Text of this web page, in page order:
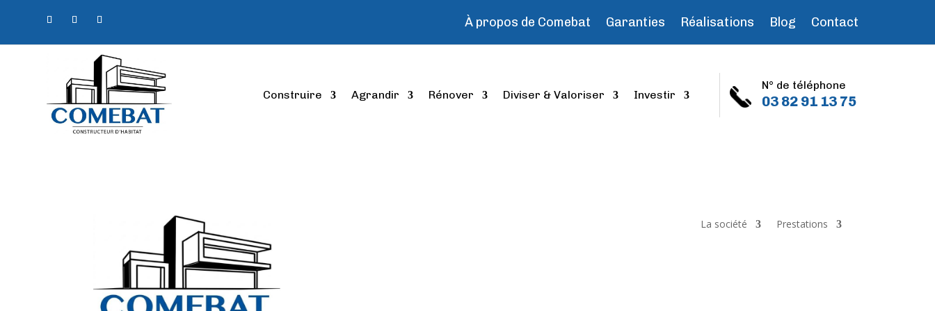
À propos de Comebat Garanties Réalisations Blog Contact
Construire Agrandir Rénover Diviser & Valoriser Investir
N° de téléphone
03 82 91 13 75
La société Prestations